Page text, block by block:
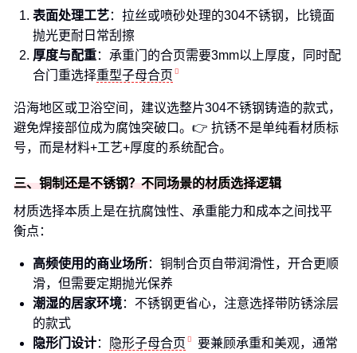
表面处理工艺：拉丝或喷砂处理的304不锈钢，比镜面
抛光更耐日常刮擦
厚度与配重：承重门的合页需要3mm以上厚度，同时配
合门重选择重型子母合页
沿海地区或卫浴空间，建议选整片304不锈钢铸造的款式，
避免焊接部位成为腐蚀突破口。👉 抗锈不是单纯看材质标
号，而是材料+工艺+厚度的系统配合。
三、铜制还是不锈钢？不同场景的材质选择逻辑
材质选择本质上是在抗腐蚀性、承重能力和成本之间找平
衡点：
高频使用的商业场所：铜制合页自带润滑性，开合更顺
滑，但需要定期抛光保养
潮湿的居家环境：不锈钢更省心，注意选择带防锈涂层
的款式
隐形门设计： 隐形子母合页
要兼顾承重和美观，通常